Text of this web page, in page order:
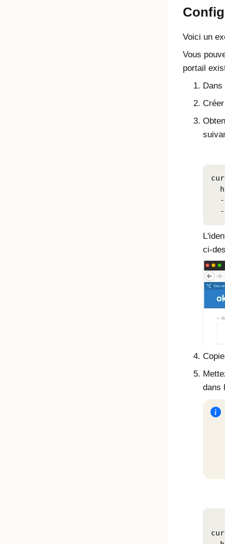
Voici un
Vous
portail
Dans
ci-
dans